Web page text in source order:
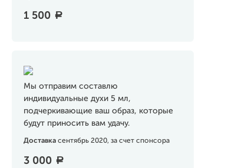
1 500 a
Мы отправим составлю
индивидуальные духи 5 мл,
подчеркивающие ваш образ, которые
будут приносить вам удачу.
Доставка сентябрь 2020, за счет спонсора
3 000 a